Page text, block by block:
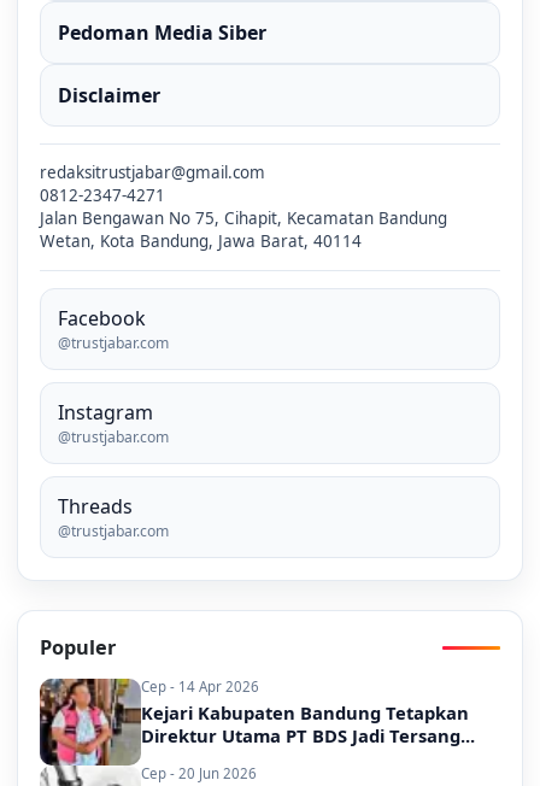
Pedoman Media Siber
Disclaimer
redaksitrustjabar@gmail.com
0812-2347-4271
Jalan Bengawan No 75, Cihapit, Kecamatan Bandung
Wetan, Kota Bandung, Jawa Barat, 40114
Facebook
@trustjabar.com
Instagram
@trustjabar.com
Threads
@trustjabar.com
Populer
Cep - 14 Apr 2026
Kejari Kabupaten Bandung Tetapkan
Direktur Utama PT BDS Jadi Tersang...
Cep - 20 Jun 2026